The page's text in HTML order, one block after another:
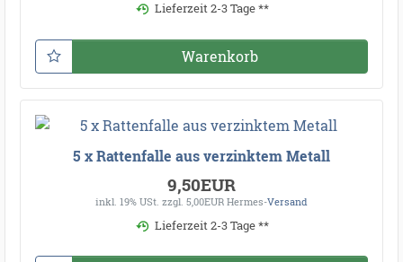
Lieferzeit 2-3 Tage **
Warenkorb
5 x Rattenfalle aus verzinktem Metall
9,50EUR
inkl. 19% USt. zzgl. 5,00EUR Hermes-Versand
Lieferzeit 2-3 Tage **